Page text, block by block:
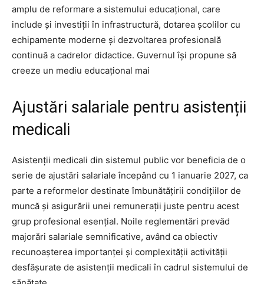
amplu de reformare a sistemului educațional, care
include și investiții în infrastructură, dotarea școlilor cu
echipamente moderne și dezvoltarea profesională
continuă a cadrelor didactice. Guvernul își propune să
creeze un mediu educațional mai
Ajustări salariale pentru asistenții
medicali
Asistenții medicali din sistemul public vor beneficia de o
serie de ajustări salariale începând cu 1 ianuarie 2027, ca
parte a reformelor destinate îmbunătățirii condițiilor de
muncă și asigurării unei remunerații juste pentru acest
grup profesional esențial. Noile reglementări prevăd
majorări salariale semnificative, având ca obiectiv
recunoașterea importanței și complexității activității
desfășurate de asistenții medicali în cadrul sistemului de